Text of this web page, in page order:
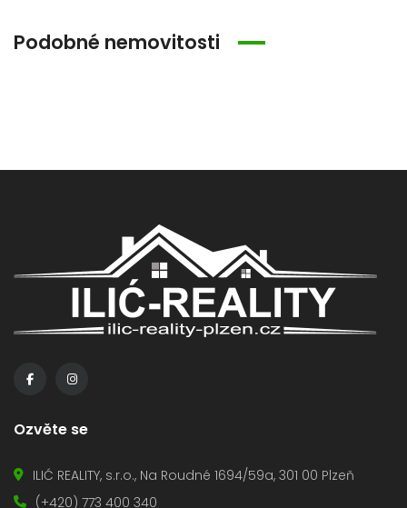
Podobné nemovitosti
Ozvěte se
ILIĆ REALITY, s.r.o., Na Roudné 1694/59a, 301 00 Plzeň
(+420) 773 400 340